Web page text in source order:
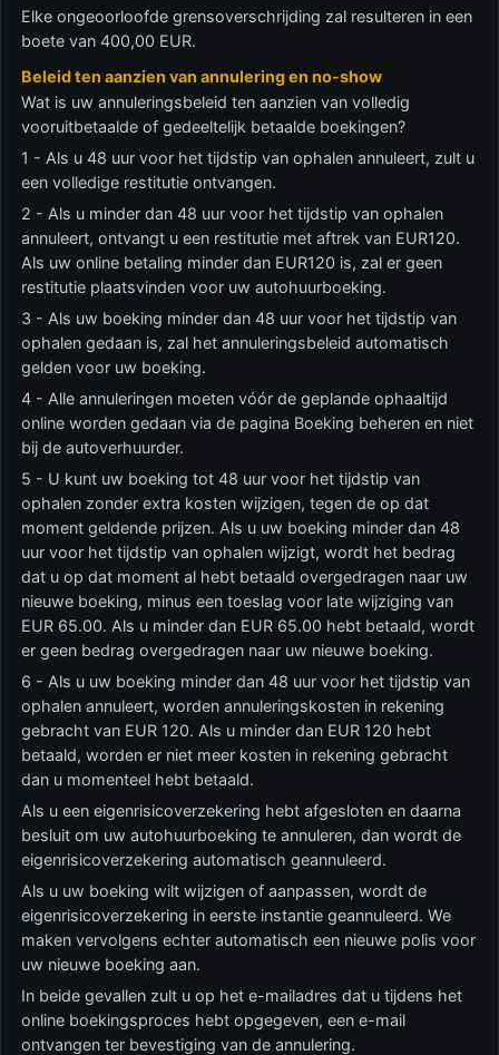
Elke ongeoorloofde grensoverschrijding zal resulteren in een
boete van 400,00 EUR.
Beleid ten aanzien van annulering en no-show
Wat is uw annuleringsbeleid ten aanzien van volledig
vooruitbetaalde of gedeeltelijk betaalde boekingen?
1 - Als u 48 uur voor het tijdstip van ophalen annuleert, zult u
een volledige restitutie ontvangen.
2 - Als u minder dan 48 uur voor het tijdstip van ophalen
annuleert, ontvangt u een restitutie met aftrek van EUR120.
Als uw online betaling minder dan EUR120 is, zal er geen
restitutie plaatsvinden voor uw autohuurboeking.
3 - Als uw boeking minder dan 48 uur voor het tijdstip van
ophalen gedaan is, zal het annuleringsbeleid automatisch
gelden voor uw boeking.
4 - Alle annuleringen moeten vóór de geplande ophaaltijd
online worden gedaan via de pagina Boeking beheren en niet
bij de autoverhuurder.
5 - U kunt uw boeking tot 48 uur voor het tijdstip van
ophalen zonder extra kosten wijzigen, tegen de op dat
moment geldende prijzen. Als u uw boeking minder dan 48
uur voor het tijdstip van ophalen wijzigt, wordt het bedrag
dat u op dat moment al hebt betaald overgedragen naar uw
nieuwe boeking, minus een toeslag voor late wijziging van
EUR 65.00. Als u minder dan EUR 65.00 hebt betaald, wordt
er geen bedrag overgedragen naar uw nieuwe boeking.
6 - Als u uw boeking minder dan 48 uur voor het tijdstip van
ophalen annuleert, worden annuleringskosten in rekening
gebracht van EUR 120. Als u minder dan EUR 120 hebt
betaald, worden er niet meer kosten in rekening gebracht
dan u momenteel hebt betaald.
Als u een eigenrisicoverzekering hebt afgesloten en daarna
besluit om uw autohuurboeking te annuleren, dan wordt de
eigenrisicoverzekering automatisch geannuleerd.
Als u uw boeking wilt wijzigen of aanpassen, wordt de
eigenrisicoverzekering in eerste instantie geannuleerd. We
maken vervolgens echter automatisch een nieuwe polis voor
uw nieuwe boeking aan.
In beide gevallen zult u op het e-mailadres dat u tijdens het
online boekingsproces hebt opgegeven, een e-mail
ontvangen ter bevestiging van de annulering.